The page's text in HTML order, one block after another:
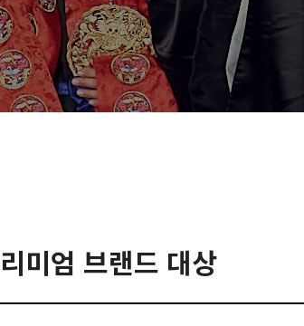
미엄 브랜드 대상